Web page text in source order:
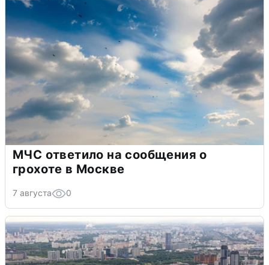
МЧС ответило на сообщения о
грохоте в Москве
7 августа 0